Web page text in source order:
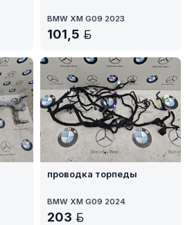
BMW XM G09 2023
101,5
проводка торпеды
BMW XM G09 2024
203